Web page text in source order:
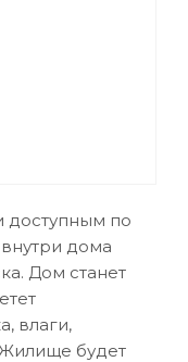
доступным по
дома
Дом станет
влаги,
Жилище будет